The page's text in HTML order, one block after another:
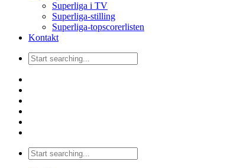
Superliga i TV
Superliga-stilling
Superliga-topscorerlisten
Kontakt